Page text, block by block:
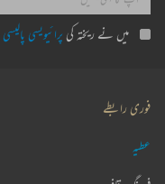
میں نے ریختہ کی پرائیویسی پالیسی
فوری رابطے
عطیہ